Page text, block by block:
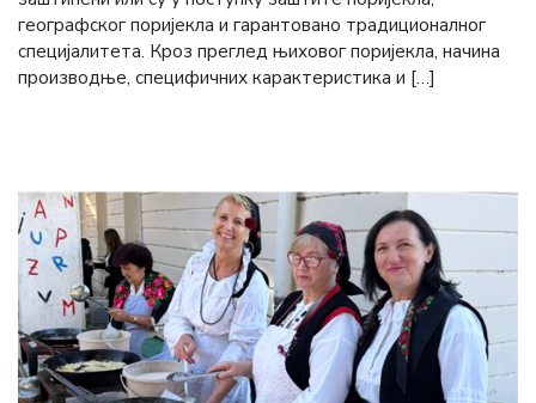
географског поријекла и гарантовано традиционалног
специјалитета. Кроз преглед њиховог поријекла, начина
производње, специфичних карактеристика и […]